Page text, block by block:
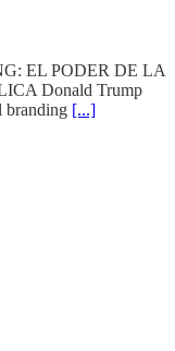
EL PODER DE LA
Donald Trump
branding [...]